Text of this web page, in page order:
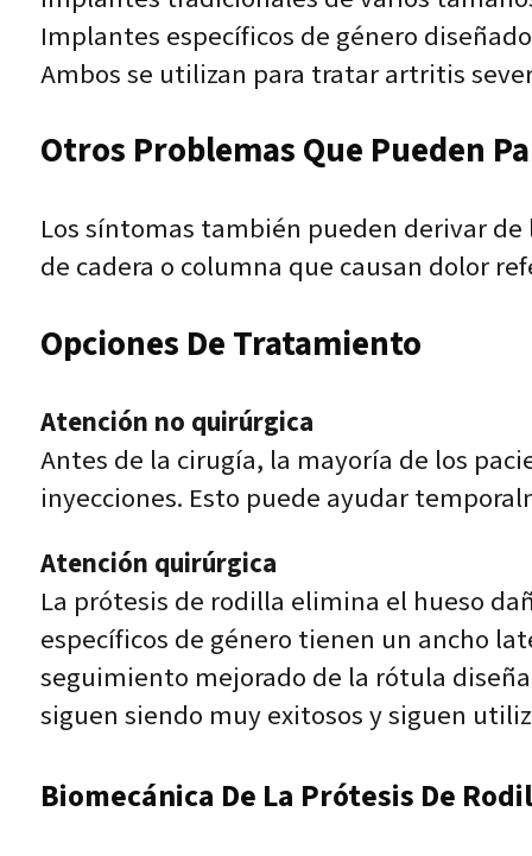
Implantes específicos de género
Ambos se utilizan para tratar artritis
Otros Problemas Que Pueden
Los síntomas también pueden derivar
de cadera o columna que causan dolor
Opciones De Tratamiento
Atención no quirúrgica
Antes de la cirugía, la mayoría de los
inyecciones. Esto puede ayudar
Atención quirúrgica
La prótesis de rodilla elimina el hueso
específicos de género tienen un ancho
seguimiento mejorado de la rótula
siguen siendo muy exitosos y siguen
Biomecánica De La Prótesis De